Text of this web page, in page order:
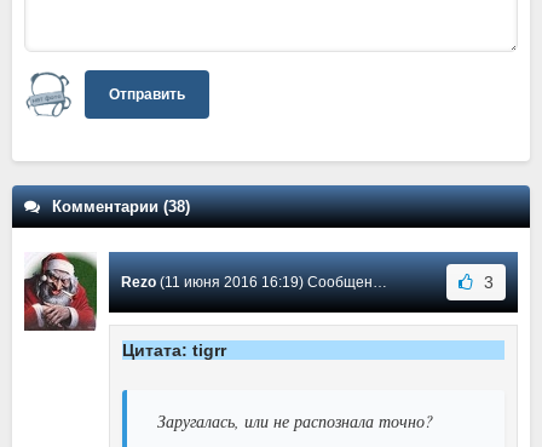
Отправить
Комментарии (38)
Rezo(11 июня 2016 16:19) Сообщение #38 3
Цитата: tigrr
Заругалась, или не распознала точно?